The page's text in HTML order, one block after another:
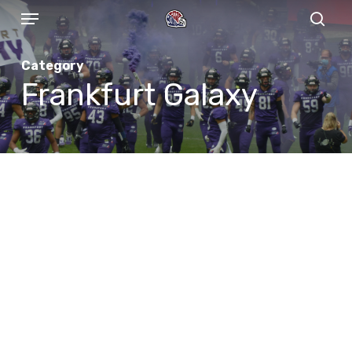
Skip
to
main
content
Menu
Category
Frankfurt Galaxy